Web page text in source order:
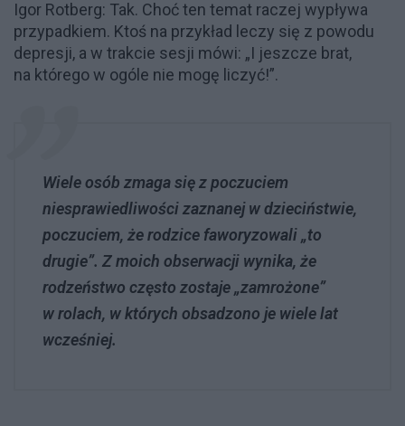
Igor Rotberg: Tak. Choć ten temat raczej wypływa
przypadkiem. Ktoś na przykład leczy się z powodu
depresji, a w trakcie sesji mówi: „I jeszcze brat,
na którego w ogóle nie mogę liczyć!”.
Wiele osób zmaga się z poczuciem
niesprawiedliwości zaznanej w dzieciństwie,
poczuciem, że rodzice faworyzowali „to
drugie”. Z moich obserwacji wynika, że
rodzeństwo często zostaje „zamrożone”
w rolach, w których obsadzono je wiele lat
wcześniej.